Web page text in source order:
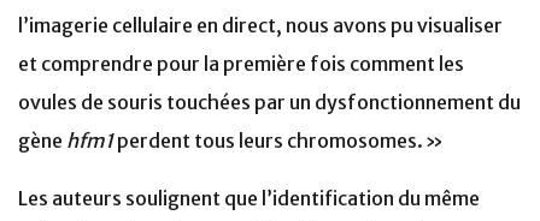
l’imagerie cellulaire en direct, nous avons pu visualiser
et comprendre pour la première fois comment les
ovules de souris touchées par un dysfonctionnement du
gène hfm1perdent tous leurs chromosomes. »
Les auteurs soulignent que l’identification du même